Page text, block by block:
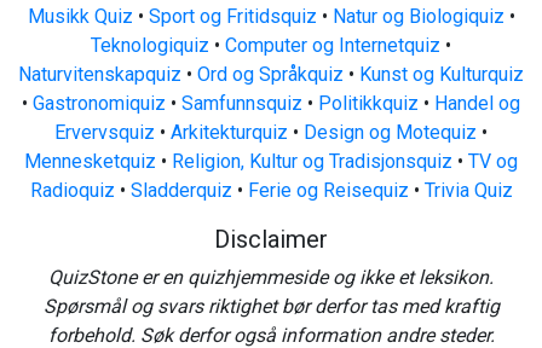
Musikk Quiz • Sport og Fritidsquiz • Natur og Biologiquiz •
Teknologiquiz • Computer og Internetquiz •
Naturvitenskapquiz • Ord og Språkquiz • Kunst og Kulturquiz
• Gastronomiquiz • Samfunnsquiz • Politikkquiz • Handel og
Ervervsquiz • Arkitekturquiz • Design og Motequiz •
Mennesketquiz • Religion, Kultur og Tradisjonsquiz • TV og
Radioquiz • Sladderquiz • Ferie og Reisequiz • Trivia Quiz
Disclaimer
QuizStone er en quizhjemmeside og ikke et leksikon.
Spørsmål og svars riktighet bør derfor tas med kraftig
forbehold. Søk derfor også information andre steder.